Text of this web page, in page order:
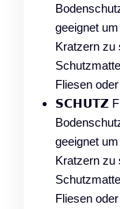
geeignet
Kratzern zu
Fliesen
𝗦𝗖𝗛𝗨𝗧𝗭
geeignet
Kratzern zu
Fliesen